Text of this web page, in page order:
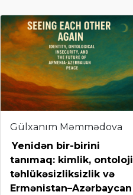
Gülxanım Məmmədova
Yenidən bir-birini
tanımaq: kimlik, ontoloji
təhlükəsizliksizlik və
Ermənistan–Azərbaycan